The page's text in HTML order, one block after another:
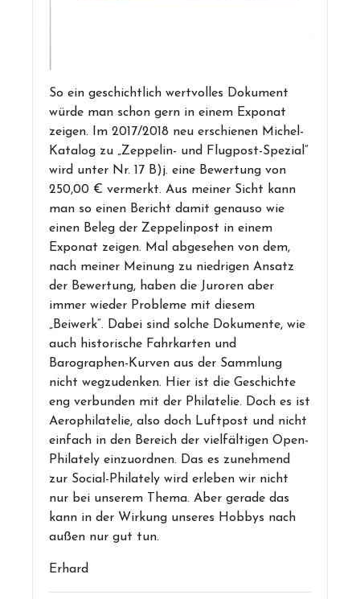
So ein geschichtlich wertvolles Dokument
würde man schon gern in einem Exponat
zeigen. Im 2017/2018 neu erschienen Michel-
Katalog zu „Zeppelin- und Flugpost-Spezial“
wird unter Nr. 17 B)j. eine Bewertung von
250,00 € vermerkt. Aus meiner Sicht kann
man so einen Bericht damit genauso wie
einen Beleg der Zeppelinpost in einem
Exponat zeigen. Mal abgesehen von dem,
nach meiner Meinung zu niedrigen Ansatz
der Bewertung, haben die Juroren aber
immer wieder Probleme mit diesem
„Beiwerk“. Dabei sind solche Dokumente, wie
auch historische Fahrkarten und
Barographen-Kurven aus der Sammlung
nicht wegzudenken. Hier ist die Geschichte
eng verbunden mit der Philatelie. Doch es ist
Aerophilatelie, also doch Luftpost und nicht
einfach in den Bereich der vielfältigen Open-
Philately einzuordnen. Das es zunehmend
zur Social-Philately wird erleben wir nicht
nur bei unserem Thema. Aber gerade das
kann in der Wirkung unseres Hobbys nach
außen nur gut tun.
Erhard